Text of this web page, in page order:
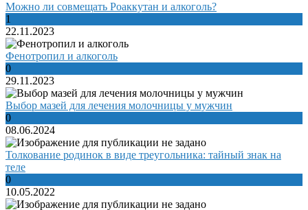
Можно ли совмещать Роаккутан и алкоголь?
1
22.11.2023
Фенотропил и алкоголь
0
29.11.2023
Выбор мазей для лечения молочницы у мужчин
0
08.06.2024
Толкование родинок в виде треугольника: тайный знак на
теле
0
10.05.2022